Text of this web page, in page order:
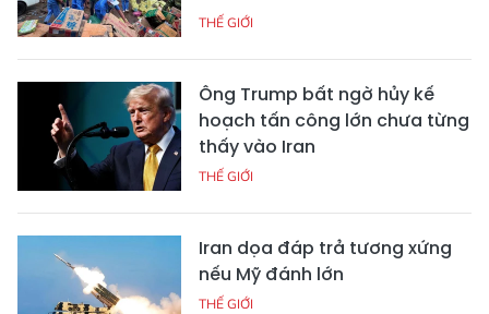
THẾ GIỚI
Ông Trump bất ngờ hủy kế
hoạch tấn công lớn chưa từng
thấy vào Iran
THẾ GIỚI
Iran dọa đáp trả tương xứng
nếu Mỹ đánh lớn
THẾ GIỚI